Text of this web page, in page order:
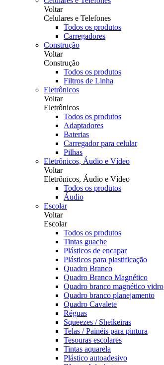
Voltar
Celulares e Telefones
Todos os produtos
Carregadores
Construção
Voltar
Construção
Todos os produtos
Filtros de Linha
Eletrônicos
Voltar
Eletrônicos
Todos os produtos
Adaptadores
Baterias
Carregador para celular
Pilhas
Eletrônicos, Áudio e Vídeo
Voltar
Eletrônicos, Áudio e Vídeo
Todos os produtos
Áudio
Escolar
Voltar
Escolar
Todos os produtos
Tintas guache
Plásticos de encapar
Plásticos para plastificação
Quadro Branco
Quadro Branco Magnético
Quadro branco magnético vidro
Quadro branco planejamento
Quadro Cavalete
Réguas
Squeezes / Sheikeiras
Telas / Painéis para pintura
Tesouras escolares
Tintas aquarela
Plástico autoadesivo